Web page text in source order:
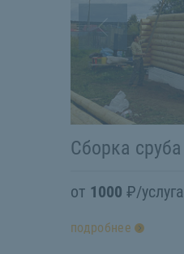
Сборка сруба
от 1000 ₽/услуга
подробнее